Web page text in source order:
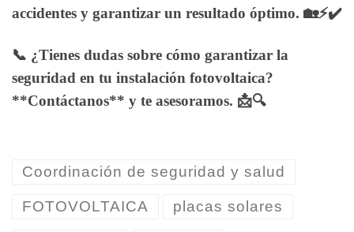
accidentes y garantizar un resultado óptimo. 🏡⚡✔️
📞 ¿Tienes dudas sobre cómo garantizar la
seguridad en tu instalación fotovoltaica?
**Contáctanos** y te asesoramos. 📩🔍
Coordinación de seguridad y salud
FOTOVOLTAICA placas solares